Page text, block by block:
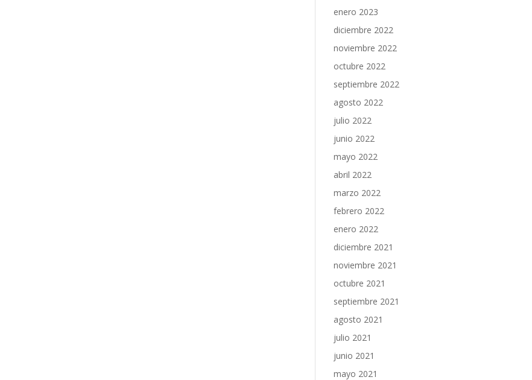
enero 2023
diciembre 2022
noviembre 2022
octubre 2022
septiembre 2022
agosto 2022
julio 2022
junio 2022
mayo 2022
abril 2022
marzo 2022
febrero 2022
enero 2022
diciembre 2021
noviembre 2021
octubre 2021
septiembre 2021
agosto 2021
julio 2021
junio 2021
mayo 2021